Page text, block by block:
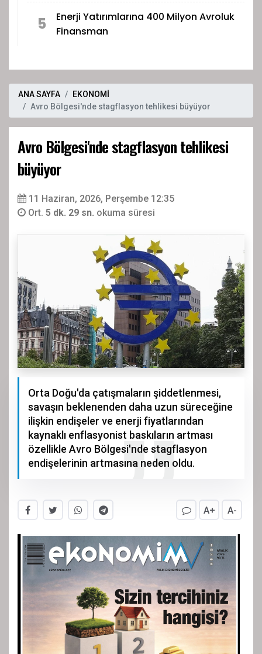
5
Enerji Yatırımlarına 400 Milyon Avroluk
Finansman
ANA SAYFA
EKONOMİ
Avro Bölgesi'nde stagflasyon tehlikesi büyüyor
Avro Bölgesi'nde stagflasyon tehlikesi
büyüyor
11 Haziran, 2026, Perşembe 12:35
Ort. 5 dk. 29 sn. okuma süresi
Orta Doğu'da çatışmaların şiddetlenmesi,
savaşın beklenenden daha uzun süreceğine
ilişkin endişeler ve enerji fiyatlarından
kaynaklı enflasyonist baskıların artması
özellikle Avro Bölgesi'nde stagflasyon
endişelerinin artmasına neden oldu.
A+ A-